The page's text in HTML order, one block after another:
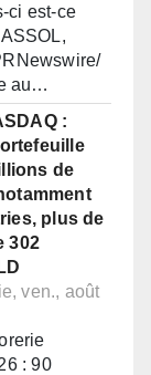
ci est-ce
au…
:
de
plus de
302
ven., août
: 90